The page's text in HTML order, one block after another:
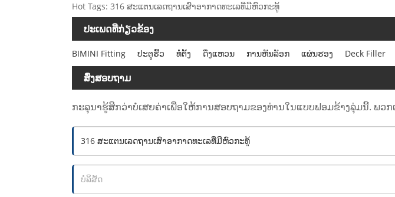
Hot Tags: 316 ສະແຕນເລດຖານເສົາອາກາດທະເລທີ່ມີຫົວກະທູ້
ປະເພດທີ່ກ່ຽວຂ້ອງ
BIMINI Fitting ປະຕູຮົ້ວ ທໍ່ຕັ້ງ ດຶງແຫວນ ການຫັນລັອກ ແຜ່ນຮອງ Deck Filler
ສົ່ງສອບຖາມ
ກະລຸນາຮູ້ສຶກວ່າບໍ່ເສຍຄ່າເພື່ອໃຫ້ການສອບຖາມຂອງທ່ານໃນແບບຟອມຂ້າງລຸ່ມນີ້. ພວກ